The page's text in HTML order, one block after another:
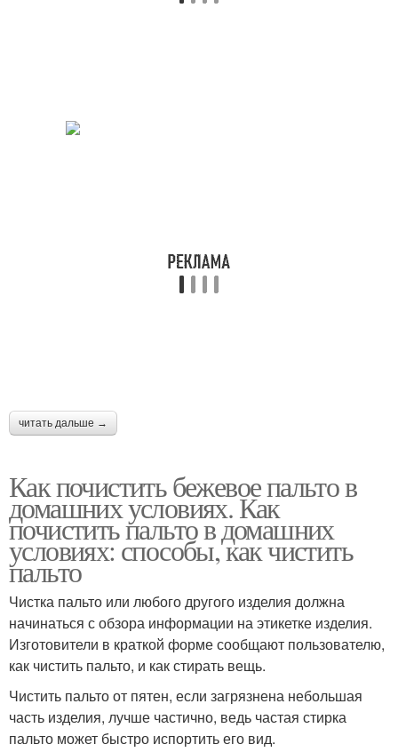
читать дальше →
Как почистить бежевое пальто в
домашних условиях. Как
почистить пальто в домашних
условиях: способы, как чистить
пальто
Чистка пальто или любого другого изделия должна
начинаться с обзора информации на этикетке изделия.
Изготовители в краткой форме сообщают пользователю,
как чистить пальто, и как стирать вещь.
Чистить пальто от пятен, если загрязнена небольшая
часть изделия, лучше частично, ведь частая стирка
пальто может быстро испортить его вид.